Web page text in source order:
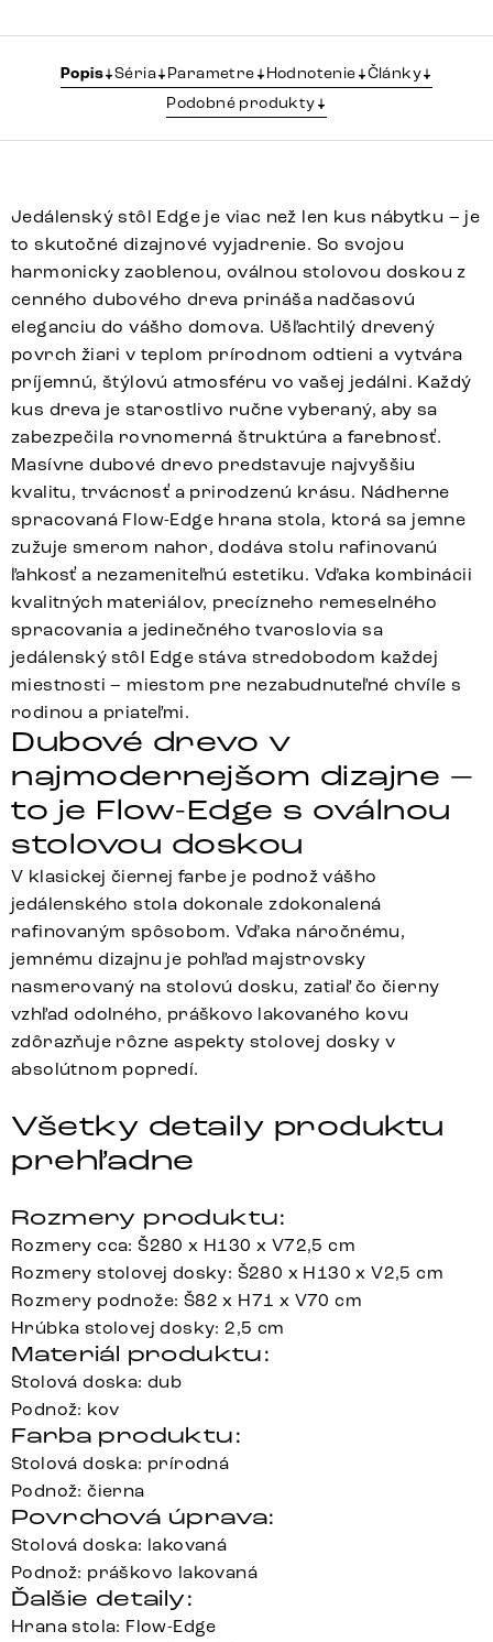
Popis Séria Parametre Hodnotenie
Články
Podobné produkty
Jedálenský stôl Edge je viac než len kus nábytku – je
to skutočné dizajnové vyjadrenie. So svojou
harmonicky zaoblenou, oválnou stolovou doskou z
cenného dubového dreva prináša nadčasovú
eleganciu do vášho domova. Ušľachtilý drevený
povrch žiari v teplom prírodnom odtieni a vytvára
príjemnú, štýlovú atmosféru vo vašej jedálni. Každý
kus dreva je starostlivo ručne vyberaný, aby sa
zabezpečila rovnomerná štruktúra a farebnosť.
Masívne dubové drevo predstavuje najvyššiu
kvalitu, trvácnosť a prirodzenú krásu. Nádherne
spracovaná Flow-Edge hrana stola, ktorá sa jemne
zužuje smerom nahor, dodáva stolu rafinovanú
ľahkosť a nezameniteľnú estetiku. Vďaka kombinácii
kvalitných materiálov, precízneho remeselného
spracovania a jedinečného tvaroslovia sa
jedálenský stôl Edge stáva stredobodom každej
miestnosti – miestom pre nezabudnuteľné chvíle s
rodinou a priateľmi.
Dubové drevo v
najmodernejšom dizajne –
to je Flow-Edge s oválnou
stolovou doskou
V klasickej čiernej farbe je podnož vášho
jedálenského stola dokonale zdokonalená
rafinovaným spôsobom. Vďaka náročnému,
jemnému dizajnu je pohľad majstrovsky
nasmerovaný na stolovú dosku, zatiaľ čo čierny
vzhľad odolného, práškovo lakovaného kovu
zdôrazňuje rôzne aspekty stolovej dosky v
absolútnom popredí.
Všetky detaily produktu
prehľadne
Rozmery produktu:
Rozmery cca: Š280 x H130 x V72,5 cm
Rozmery stolovej dosky: Š280 x H130 x V2,5 cm
Rozmery podnože: Š82 x H71 x V70 cm
Hrúbka stolovej dosky: 2,5 cm
Materiál produktu:
Stolová doska: dub
Podnož: kov
Farba produktu:
Stolová doska: prírodná
Podnož: čierna
Povrchová úprava:
Stolová doska: lakovaná
Podnož: práškovo lakovaná
Ďalšie detaily:
Hrana stola: Flow-Edge